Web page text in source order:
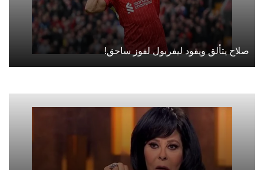
صلاح يتألق ويقود ليفربول لفوز ساحق!